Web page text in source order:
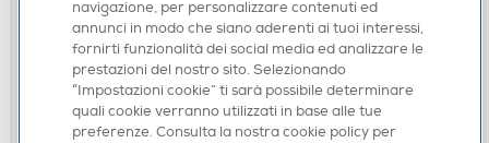
MOUSE
MICROSOFT - MICROSOFT MOBILE MOUSE
PEACH-Peach
DISPONIBILE SOLO IN NEGOZIO
navigazione, per personalizzare contenuti ed
annunci in modo che siano aderenti ai tuoi interessi,
fornirti funzionalità dei social media ed analizzare le
prestazioni del nostro sito. Selezionando
“Impostazioni cookie” ti sarà possibile determinare
quali cookie verranno utilizzati in base alle tue
preferenze. Consulta la nostra cookie policy per